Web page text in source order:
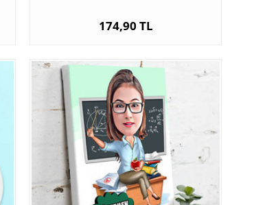
174,90 TL